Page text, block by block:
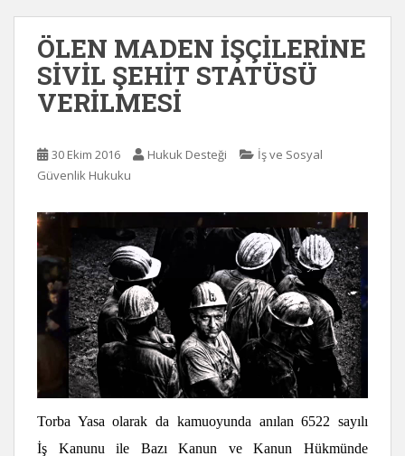
ÖLEN MADEN İŞÇİLERİNE
SİVİL ŞEHİT STATÜSÜ
VERİLMESİ
30 Ekim 2016 Hukuk Desteği
İş ve Sosyal
Güvenlik Hukuku
Torba Yasa olarak da kamuoyunda anılan 6522 sayılı
İş Kanunu ile Bazı Kanun ve Kanun Hükmünde